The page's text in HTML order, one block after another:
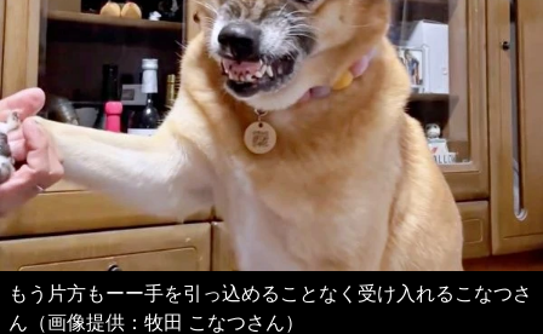
もう片方もーー手を引っ込めることなく受け入れるこなつさ
ん（画像提供：牧田 こなつさん）